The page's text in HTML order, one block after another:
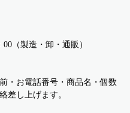
（製造・卸・通販）
・お電話番号・商品名・個数
差し上げます。